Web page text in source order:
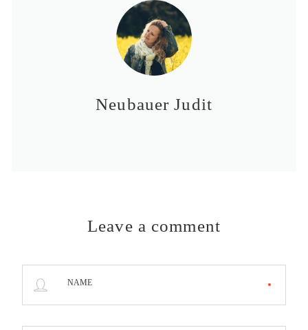
Neubauer Judit
Leave a comment
NAME